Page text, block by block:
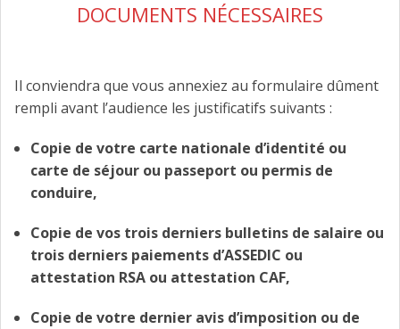
DOCUMENTS NÉCESSAIRES
Il conviendra que vous annexiez au formulaire dûment
rempli avant l’audience les justificatifs suivants :
Copie de votre carte nationale d’identité ou
carte de séjour ou passeport ou permis de
conduire,
Copie de vos trois derniers bulletins de salaire ou
trois derniers paiements d’ASSEDIC ou
attestation RSA ou attestation CAF,
Copie de votre dernier avis d’imposition ou de